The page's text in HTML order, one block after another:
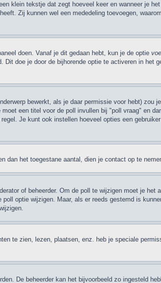
klein tekstje dat zegt hoeveel keer en wanneer je
Zij kunnen wel een mededeling toevoegen,
doen. Vanaf je dit gedaan hebt, kun je de optie
doe je door de bijhorende optie te activeren in het
bewerkt, als je daar permissie voor hebt) zou
een titel voor de poll invullen bij "poll vraag" en
Je kunt ook instellen hoeveel opties een
dan het toegestane aantal, dien je contact op te
of beheerder. Om de poll te wijzigen moet je het
optie wijzigen. Maar, als er reeds gestemd is
te zien, lezen, plaatsen, enz. heb je speciale
De beheerder kan het bijvoorbeeld zo ingesteld